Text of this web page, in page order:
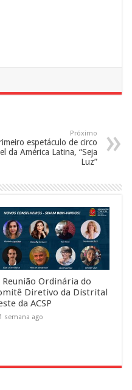
Próximo
espetáculo de circo
da América Latina, “Seja
Luz”
Reunião Ordinária do
Diretivo da Distrital
da ACSP
1 semana ago